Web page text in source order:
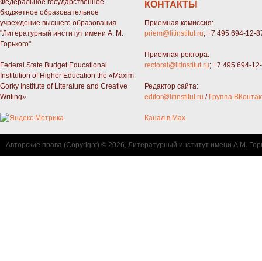
Федеральное государственное
бюджетное образовательное
учреждение высшего образования
"Литературный институт имени А. М.
Горького"
Federal State Budget Educational
Institution of Higher Education the «Maxim
Gorky Institute of Literature and Creative
Writing»
КОНТАКТЫ
Приемная комиссия:
priem@litinstitut.ru; +7 495 694-12-
Приемная ректора:
rectorat@litinstitut.ru; +7 495 694-
Редактор сайта:
editor@litinstitut.ru / Группа
Канал в Max
Авторские права (Copyright) © 2026, Литературный институт имени А.М.